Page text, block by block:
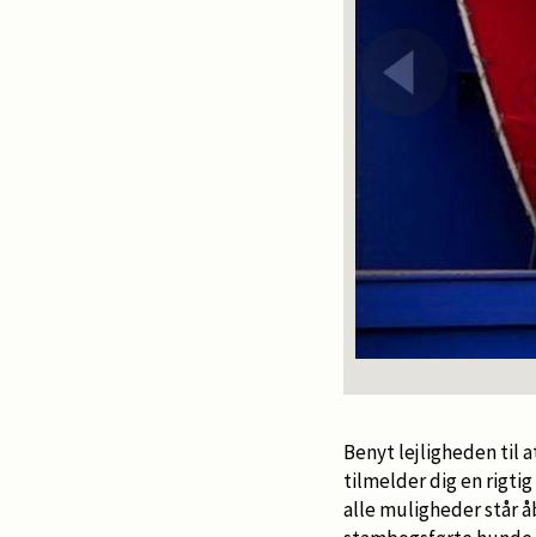
Benyt lejligheden til
tilmelder dig en
alle muligheder står